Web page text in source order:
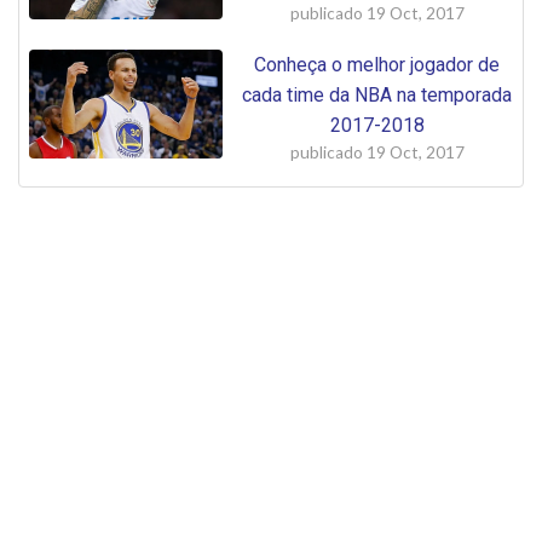
publicado 19 Oct, 2017
Conheça o melhor jogador de
cada time da NBA na temporada
2017-2018
publicado 19 Oct, 2017